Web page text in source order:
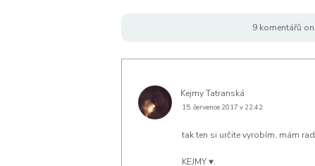
9 komentářů
Kejmy Tatranská
15. července 2017 v 22:42
tak ten si určite vyrobím, mám
KEJMY♥.